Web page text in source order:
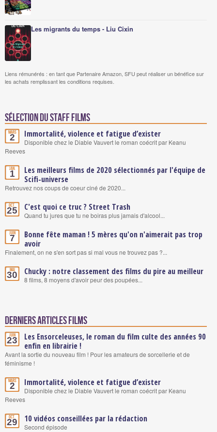
Les migrants du temps - Liu Cixin
Liens rémunérés : en tant que Partenaire Amazon, SFU peut réaliser un bénéfice sur
les achats remplissant les conditions requises.
Sélection du staff Films
Mars
2 Immortalité, violence et fatigue d’exister
Disponible chez le Diable Vauvert le roman coécrit par Keanu
Reeves
Jan.
1
Les meilleurs films de 2020 sélectionnés par l'équipe de
Scifi-universe
Retrouvez nos coups de coeur ciné de 2020...
Oct.
25 C'est quoi ce truc ? Street Trash
Quand tu jures que tu ne boiras plus jamais d'alcool...
Juin
7
Bonne fête maman ! 5 mères qu'on n'aimerait pas trop
avoir
Finalement, on ne s'en sort pas si mal vous ne trouvez pas ?...
Mai
30 Chucky : notre classement des films du pire au meilleur
8 films, 8 moyens d'avoir peur des poupées...
Derniers articles Films
Juin
23
Les Ensorceleuses, le roman du film culte des années 90
enfin en librairie !
Avant la sortie du nouveau film ! Pour les amateurs de sorcellerie et de
féminisme !
Mars
2 Immortalité, violence et fatigue d’exister
Disponible chez le Diable Vauvert le roman coécrit par Keanu
Reeves
Oct.
29 10 vidéos conseillées par la rédaction
Second épisode